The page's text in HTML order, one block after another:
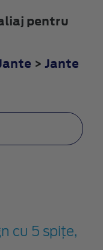
pentru
> Jante
cu 5 spițe,